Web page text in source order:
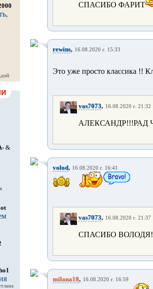
&
СПАСИБО ФАРИТ
rewins, 16.08.2020 г. 15:33
Это уже просто классика !!
vas7073, 16.08.2020 г. 21:32
АЛЕКСАНДР!!!РАД
volod, 16.08.2020 г. 16:41
vas7073, 16.08.2020 г. 21:37
СПАСИБО
milana18, 16.08.2020 г. 16:59